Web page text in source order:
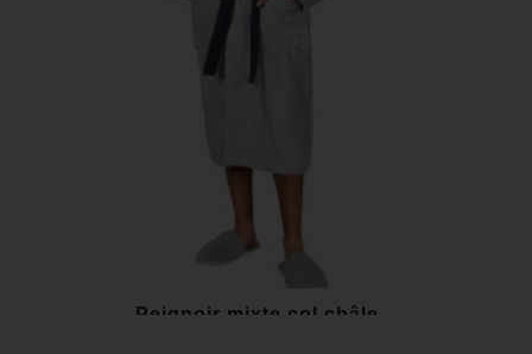
Peignoir mixte col châle...